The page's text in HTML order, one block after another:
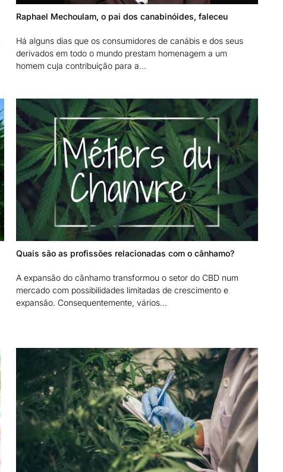
Raphael Mechoulam, o pai dos canabinóides, faleceu
Há alguns dias que os consumidores de canábis e dos seus
derivados em todo o mundo prestam homenagem a um
homem cuja contribuição para a...
Quais são as profissões relacionadas com o cânhamo?
A expansão do cânhamo transformou o setor do CBD num
mercado com possibilidades limitadas de crescimento e
expansão. Consequentemente, vários...